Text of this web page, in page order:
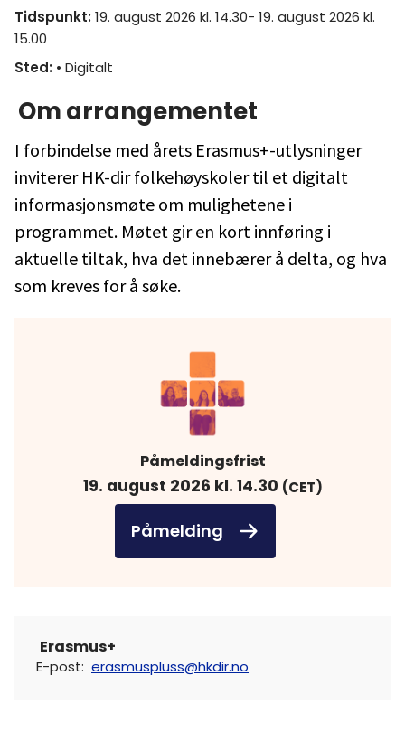
Tidspunkt: 19. august 2026 kl. 14.30- 19. august 2026 kl.
15.00
Sted: • Digitalt
Om arrangementet
I forbindelse med årets Erasmus+-utlysninger
inviterer HK-dir folkehøyskoler til et digitalt
informasjonsmøte om mulighetene i
programmet. Møtet gir en kort innføring i
aktuelle tiltak, hva det innebærer å delta, og hva
som kreves for å søke.
Påmeldingsfrist
19. august 2026 kl. 14.30 (CET)
Påmelding
Erasmus+
E-post: erasmuspluss@hkdir.no